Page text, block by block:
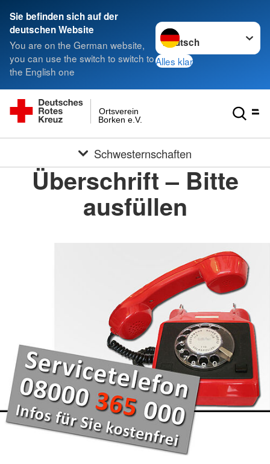
Sie befinden sich auf der
deutschen Website
You are on the German website,
you can use the switch to switch to
the English one
Sprache wechseln zu
Alles klar
Borken e.V.
Ortsverein
Schwesternschaften
Überschrift – Bitte
ausfüllen